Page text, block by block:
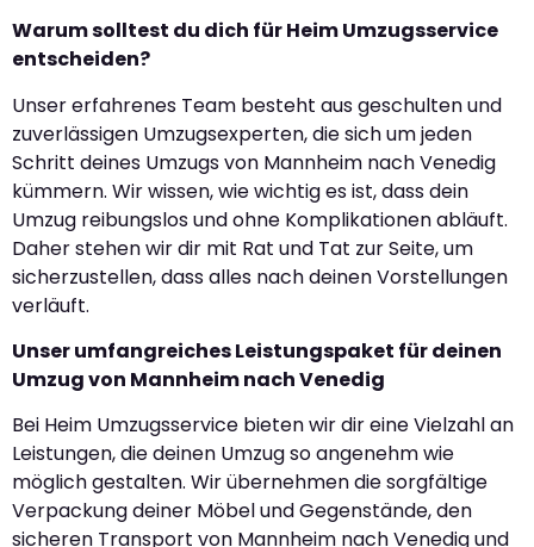
Warum solltest du dich für Heim Umzugsservice
entscheiden?
Unser erfahrenes Team besteht aus geschulten und
zuverlässigen Umzugsexperten, die sich um jeden
Schritt deines Umzugs von Mannheim nach Venedig
kümmern. Wir wissen, wie wichtig es ist, dass dein
Umzug reibungslos und ohne Komplikationen abläuft.
Daher stehen wir dir mit Rat und Tat zur Seite, um
sicherzustellen, dass alles nach deinen Vorstellungen
verläuft.
Unser umfangreiches Leistungspaket für deinen
Umzug von Mannheim nach Venedig
Bei Heim Umzugsservice bieten wir dir eine Vielzahl an
Leistungen, die deinen Umzug so angenehm wie
möglich gestalten. Wir übernehmen die sorgfältige
Verpackung deiner Möbel und Gegenstände, den
sicheren Transport von Mannheim nach Venedig und